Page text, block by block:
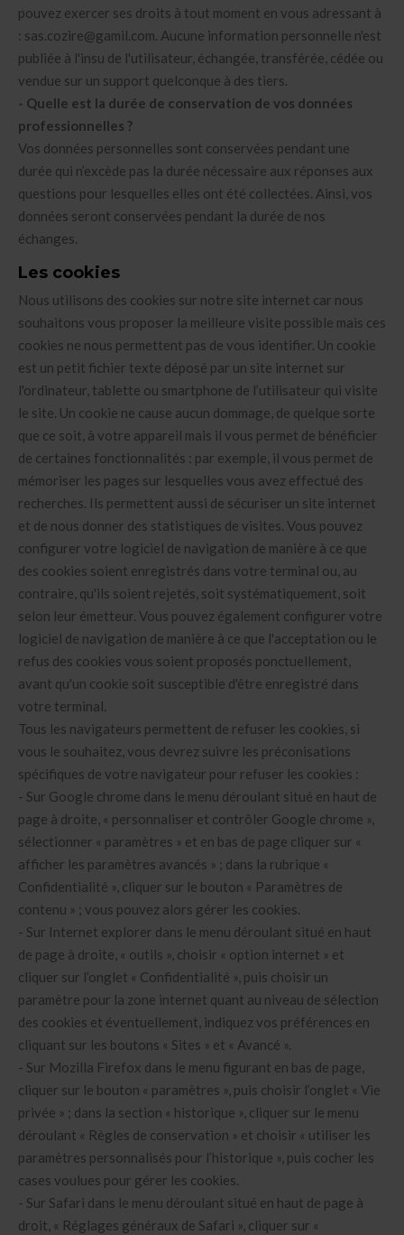
pouvez exercer ses droits à tout moment en vous adressant à
: sas.cozire@gamil.com. Aucune information personnelle n'est
publiée à l'insu de l'utilisateur, échangée, transférée, cédée ou
vendue sur un support quelconque à des tiers.
- Quelle est la durée de conservation de vos données
professionnelles ?
Vos données personnelles sont conservées pendant une
durée qui n’excède pas la durée nécessaire aux réponses aux
questions pour lesquelles elles ont été collectées. Ainsi, vos
données seront conservées pendant la durée de nos
échanges.
Les cookies
Nous utilisons des cookies sur notre site internet car nous
souhaitons vous proposer la meilleure visite possible mais ces
cookies ne nous permettent pas de vous identifier. Un cookie
est un petit fichier texte déposé par un site internet sur
l'ordinateur, tablette ou smartphone de l’utilisateur qui visite
le site. Un cookie ne cause aucun dommage, de quelque sorte
que ce soit, à votre appareil mais il vous permet de bénéficier
de certaines fonctionnalités : par exemple, il vous permet de
mémoriser les pages sur lesquelles vous avez effectué des
recherches. Ils permettent aussi de sécuriser un site internet
et de nous donner des statistiques de visites. Vous pouvez
configurer votre logiciel de navigation de manière à ce que
des cookies soient enregistrés dans votre terminal ou, au
contraire, qu'ils soient rejetés, soit systématiquement, soit
selon leur émetteur. Vous pouvez également configurer votre
logiciel de navigation de manière à ce que l'acceptation ou le
refus des cookies vous soient proposés ponctuellement,
avant qu'un cookie soit susceptible d'être enregistré dans
votre terminal.
Tous les navigateurs permettent de refuser les cookies, si
vous le souhaitez, vous devrez suivre les préconisations
spécifiques de votre navigateur pour refuser les cookies :
- Sur Google chrome dans le menu déroulant situé en haut de
page à droite, « personnaliser et contrôler Google chrome »,
sélectionner « paramètres » et en bas de page cliquer sur «
afficher les paramètres avancés » ; dans la rubrique «
Confidentialité », cliquer sur le bouton « Paramètres de
contenu » ; vous pouvez alors gérer les cookies.
- Sur Internet explorer dans le menu déroulant situé en haut
de page à droite, « outils », choisir « option internet » et
cliquer sur l’onglet « Confidentialité », puis choisir un
paramètre pour la zone internet quant au niveau de sélection
des cookies et éventuellement, indiquez vos préférences en
cliquant sur les boutons « Sites » et « Avancé ».
- Sur Mozilla Firefox dans le menu figurant en bas de page,
cliquer sur le bouton « paramètres », puis choisir l’onglet « Vie
privée » ; dans la section « historique », cliquer sur le menu
déroulant « Règles de conservation » et choisir « utiliser les
paramètres personnalisés pour l’historique », puis cocher les
cases voulues pour gérer les cookies.
- Sur Safari dans le menu déroulant situé en haut de page à
droit, « Réglages généraux de Safari », cliquer sur «